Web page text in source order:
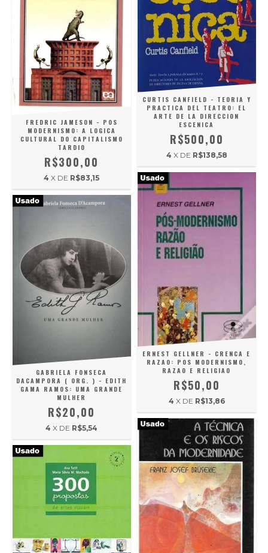
FREDRIC JAMESON - POS
MODERNISMO: A LOGICA
CULTURAL DO CAPITALISMO
TARDIO
R$300,00
4 X DE R$83,15
CURTIS CANFIELD - TEORIA Y
PRACTICA DEL TEATRO: EL
ARTE DE LA DIRECCION
ESCENICA
R$500,00
4 X DE R$138,58
GABRIELA FONSECA
DACAMPORA ( ORG. ) - EDITH
GAMA RAMOS: UMA GRANDE
MULHER
R$20,00
4 X DE R$5,54
ERNEST GELLNER - CRENCA E
RAZAO: POS MODERNISMO,
RAZAO E RELIGIAO
R$50,00
4 X DE R$13,86